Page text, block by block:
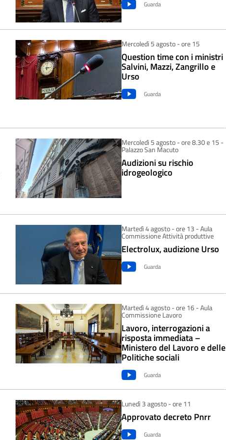
Guarda
Mercoledì 5 agosto - ore 15
Question time con i ministri
Salvini, Mazzi, Zangrillo e
Urso
Guarda
Mercoledì 5 agosto - ore 8.30 e 15 -
Palazzo San Macuto
Audizioni su rischio
idrogeologico
Martedì 4 agosto - ore 13 - Aula
Commissione Attività produttive
Electrolux, audizione Urso
Guarda
Martedì 4 agosto - ore 16 - Aula
Commissione Lavoro
Lavoro, interrogazioni a
risposta immediata –
Ministero del Lavoro e delle
Politiche sociali
Guarda
Lunedì 3 agosto - ore 11
Approvato decreto Pnrr
Guarda